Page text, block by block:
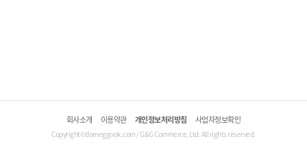
회사소개 이용약관 개인정보처리방침 사업자정보확인
Copyright©domeggook.com / G&G Commerce, Ltd. All rights reserved.